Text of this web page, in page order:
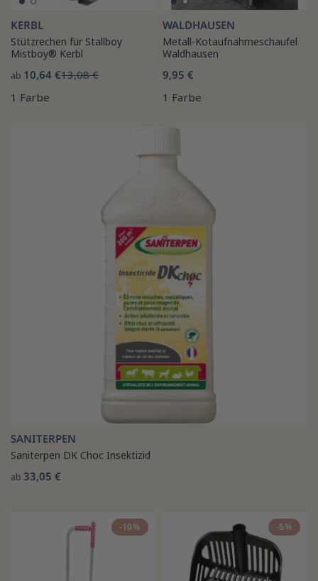
KERBL
Stützrechen für Stallboy
Mistboy® Kerbl
ab 10,64 €13,08 €
1 Farbe
WALDHAUSEN
Metall-Kotaufnahmeschaufel
Waldhausen
9,95 €
1 Farbe
SANITERPEN
Saniterpen DK Choc Insektizid
ab 33,05 €
-10% -5%